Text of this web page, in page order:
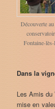
Découverte
Fontaine-
Dans la
Les Amis du
mise en